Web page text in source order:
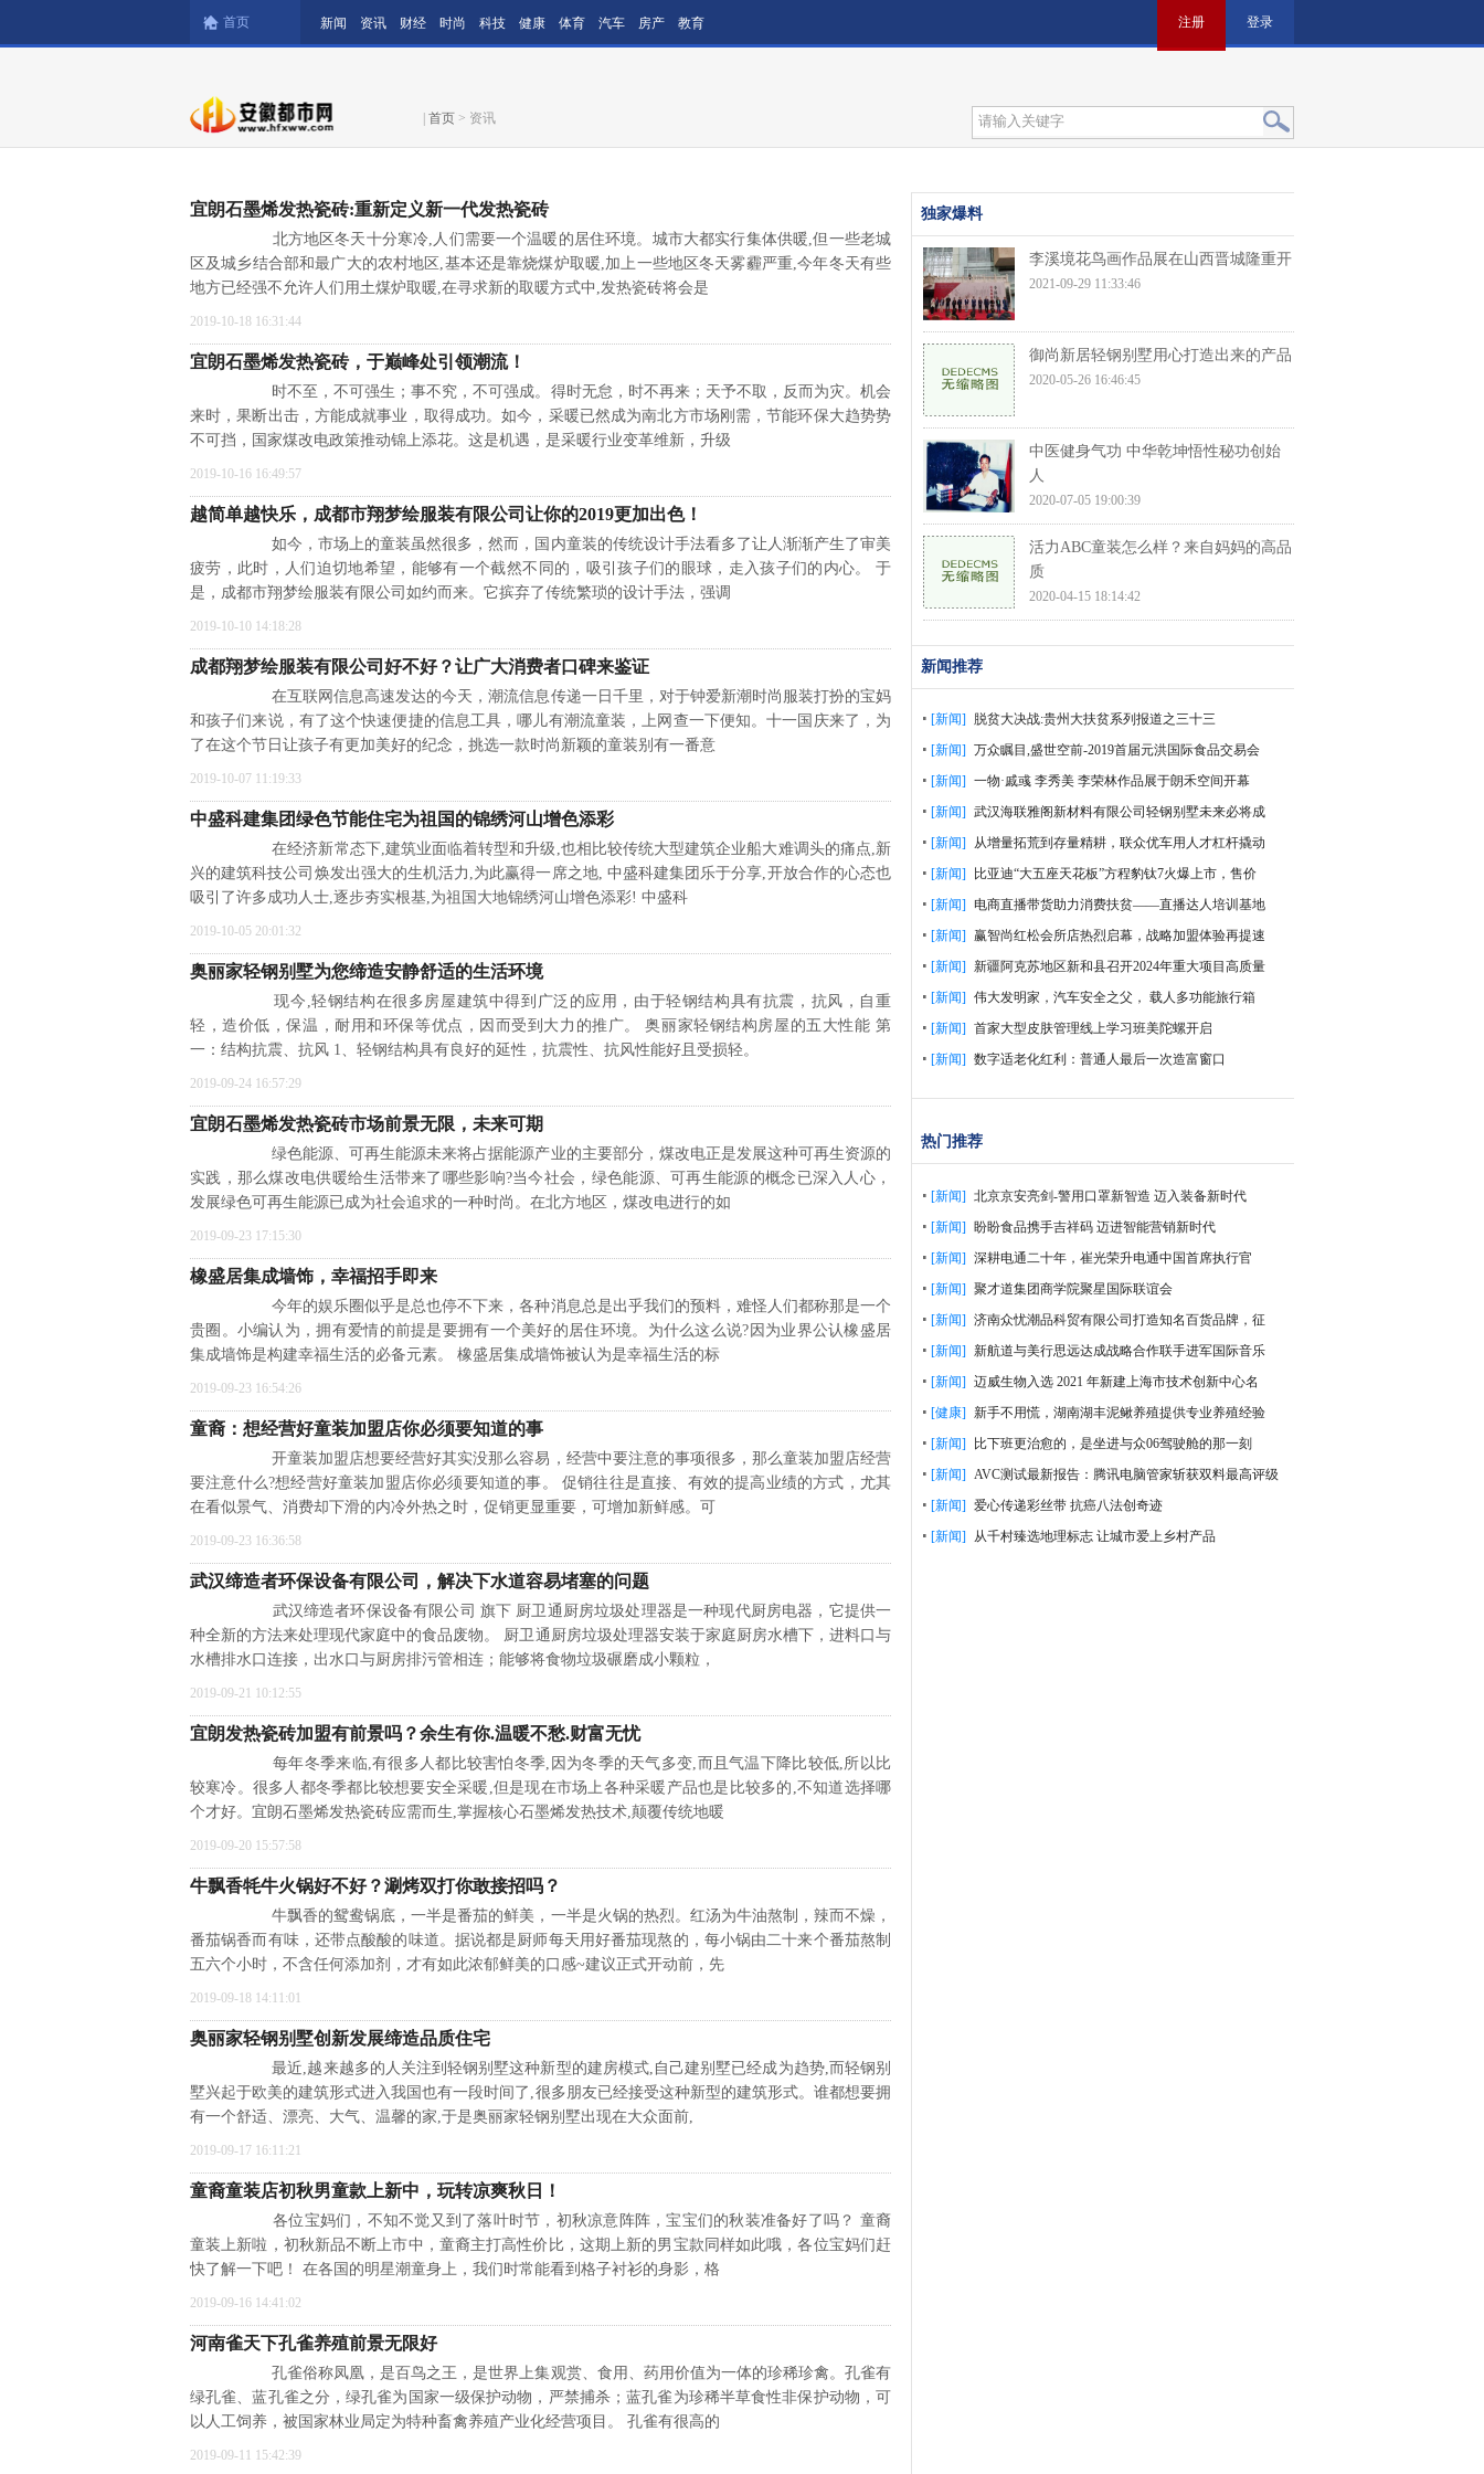
首页 新闻 资讯 财经 时尚 科技 健康 体育 汽车 房产 教育 注册 登录
首页 > 资讯
宜朗石墨烯发热瓷砖:重新定义新一代发热瓷砖
北方地区冬天十分寒冷,人们需要一个温暖的居住环境。城市大都实行集体供暖,但一些老城
区及城乡结合部和最广大的农村地区,基本还是靠烧煤炉取暖,加上一些地区冬天雾霾严重,今年冬天有些
地方已经强不允许人们用土煤炉取暖,在寻求新的取暖方式中,发热瓷砖将会是
2019-10-18 16:31:44
宜朗石墨烯发热瓷砖，于巅峰处引领潮流！
时不至，不可强生；事不究，不可强成。得时无怠，时不再来；天予不取，反而为灾。机会
来时，果断出击，方能成就事业，取得成功。如今，采暖已然成为南北方市场刚需，节能环保大趋势势
不可挡，国家煤改电政策推动锦上添花。这是机遇，是采暖行业变革维新，升级
2019-10-16 16:49:57
越简单越快乐，成都市翔梦绘服装有限公司让你的2019更加出色！
如今，市场上的童装虽然很多，然而，国内童装的传统设计手法看多了让人渐渐产生了审美
疲劳，此时，人们迫切地希望，能够有一个截然不同的，吸引孩子们的眼球，走入孩子们的内心。 于
是，成都市翔梦绘服装有限公司如约而来。它摈弃了传统繁琐的设计手法，强调
2019-10-10 14:18:28
成都翔梦绘服装有限公司好不好？让广大消费者口碑来鉴证
在互联网信息高速发达的今天，潮流信息传递一日千里，对于钟爱新潮时尚服装打扮的宝妈
和孩子们来说，有了这个快速便捷的信息工具，哪儿有潮流童装，上网查一下便知。十一国庆来了，为
了在这个节日让孩子有更加美好的纪念，挑选一款时尚新颖的童装别有一番意
2019-10-07 11:19:33
中盛科建集团绿色节能住宅为祖国的锦绣河山增色添彩
在经济新常态下,建筑业面临着转型和升级,也相比较传统大型建筑企业船大难调头的痛点,新
兴的建筑科技公司焕发出强大的生机活力,为此赢得一席之地, 中盛科建集团乐于分享,开放合作的心态也
吸引了许多成功人士,逐步夯实根基,为祖国大地锦绣河山增色添彩! 中盛科
2019-10-05 20:01:32
奥丽家轻钢别墅为您缔造安静舒适的生活环境
现今,轻钢结构在很多房屋建筑中得到广泛的应用，由于轻钢结构具有抗震，抗风，自重
轻，造价低，保温，耐用和环保等优点，因而受到大力的推广。 奥丽家轻钢结构房屋的五大性能 第
一：结构抗震、抗风 1、轻钢结构具有良好的延性，抗震性、抗风性能好且受损轻。
2019-09-24 16:57:29
宜朗石墨烯发热瓷砖市场前景无限，未来可期
绿色能源、可再生能源未来将占据能源产业的主要部分，煤改电正是发展这种可再生资源的
实践，那么煤改电供暖给生活带来了哪些影响?当今社会，绿色能源、可再生能源的概念已深入人心，
发展绿色可再生能源已成为社会追求的一种时尚。在北方地区，煤改电进行的如
2019-09-23 17:15:30
橡盛居集成墙饰，幸福招手即来
今年的娱乐圈似乎是总也停不下来，各种消息总是出乎我们的预料，难怪人们都称那是一个
贵圈。小编认为，拥有爱情的前提是要拥有一个美好的居住环境。为什么这么说?因为业界公认橡盛居
集成墙饰是构建幸福生活的必备元素。 橡盛居集成墙饰被认为是幸福生活的标
2019-09-23 16:54:26
童裔：想经营好童装加盟店你必须要知道的事
开童装加盟店想要经营好其实没那么容易，经营中要注意的事项很多，那么童装加盟店经营
要注意什么?想经营好童装加盟店你必须要知道的事。 促销往往是直接、有效的提高业绩的方式，尤其
在看似景气、消费却下滑的内冷外热之时，促销更显重要，可增加新鲜感。可
2019-09-23 16:36:58
武汉缔造者环保设备有限公司，解决下水道容易堵塞的问题
武汉缔造者环保设备有限公司 旗下 厨卫通厨房垃圾处理器是一种现代厨房电器，它提供一
种全新的方法来处理现代家庭中的食品废物。 厨卫通厨房垃圾处理器安装于家庭厨房水槽下，进料口与
水槽排水口连接，出水口与厨房排污管相连；能够将食物垃圾碾磨成小颗粒，
2019-09-21 10:12:55
宜朗发热瓷砖加盟有前景吗？余生有你.温暖不愁.财富无忧
每年冬季来临,有很多人都比较害怕冬季,因为冬季的天气多变,而且气温下降比较低,所以比
较寒冷。很多人都冬季都比较想要安全采暖,但是现在市场上各种采暖产品也是比较多的,不知道选择哪
个才好。宜朗石墨烯发热瓷砖应需而生,掌握核心石墨烯发热技术,颠覆传统地暖
2019-09-20 15:57:58
牛飘香牦牛火锅好不好？涮烤双打你敢接招吗？
牛飘香的鸳鸯锅底，一半是番茄的鲜美，一半是火锅的热烈。红汤为牛油熬制，辣而不燥，
番茄锅香而有味，还带点酸酸的味道。据说都是厨师每天用好番茄现熬的，每小锅由二十来个番茄熬制
五六个小时，不含任何添加剂，才有如此浓郁鲜美的口感~建议正式开动前，先
2019-09-18 14:11:01
奥丽家轻钢别墅创新发展缔造品质住宅
最近,越来越多的人关注到轻钢别墅这种新型的建房模式,自己建别墅已经成为趋势,而轻钢别
墅兴起于欧美的建筑形式进入我国也有一段时间了,很多朋友已经接受这种新型的建筑形式。谁都想要拥
有一个舒适、漂亮、大气、温馨的家,于是奥丽家轻钢别墅出现在大众面前,
2019-09-17 16:11:21
童裔童装店初秋男童款上新中，玩转凉爽秋日！
各位宝妈们，不知不觉又到了落叶时节，初秋凉意阵阵，宝宝们的秋装准备好了吗？ 童裔
童装上新啦，初秋新品不断上市中，童裔主打高性价比，这期上新的男宝款同样如此哦，各位宝妈们赶
快了解一下吧！ 在各国的明星潮童身上，我们时常能看到格子衬衫的身影，格
2019-09-16 14:41:02
河南雀天下孔雀养殖前景无限好
孔雀俗称凤凰，是百鸟之王，是世界上集观赏、食用、药用价值为一体的珍稀珍禽。孔雀有
绿孔雀、蓝孔雀之分，绿孔雀为国家一级保护动物，严禁捕杀；蓝孔雀为珍稀半草食性非保护动物，可
以人工饲养，被国家林业局定为特种畜禽养殖产业化经营项目。 孔雀有很高的
2019-09-11 15:42:39
独家爆料
李溪境花鸟画作品展在山西晋城隆重开
2021-09-29 11:33:46
御尚新居轻钢别墅用心打造出来的产品
2020-05-26 16:46:45
中医健身气功 中华乾坤悟性秘功创始
人
2020-07-05 19:00:39
活力ABC童装怎么样？来自妈妈的高品
质
2020-04-15 18:14:42
新闻推荐
[新闻]
脱贫大决战:贵州大扶贫系列报道之三十三
[新闻] 万众瞩目,盛世空前-2019首届元洪国际食品交易会
[新闻] 一物·戚彧 李秀美 李荣林作品展于朗禾空间开幕
[新闻] 武汉海联雅阁新材料有限公司轻钢别墅未来必将成
[新闻]
从增量拓荒到存量精耕，联众优车用人才杠杆撬动
[新闻]
比亚迪“大五座天花板”方程豹钛7火爆上市，售价
[新闻]
电商直播带货助力消费扶贫——直播达人培训基地
[新闻]
赢智尚红松会所店热烈启幕，战略加盟体验再提速
[新闻] 新疆阿克苏地区新和县召开2024年重大项目高质量
[新闻] 伟大发明家，汽车安全之父， 载人多功能旅行箱
[新闻] 首家大型皮肤管理线上学习班美陀螺开启
[新闻] 数字适老化红利：普通人最后一次造富窗口
热门推荐
[新闻] 北京京安亮剑-警用口罩新智造 迈入装备新时代
[新闻]
盼盼食品携手吉祥码 迈进智能营销新时代
[新闻] 深耕电通二十年，崔光荣升电通中国首席执行官
[新闻] 聚才道集团商学院聚星国际联谊会
[新闻] 济南众忧潮品科贸有限公司打造知名百货品牌，征
[新闻] 新航道与美行思远达成战略合作联手进军国际音乐
[新闻] 迈威生物入选 2021 年新建上海市技术创新中心名
[健康] 新手不用慌，湖南湖丰泥鳅养殖提供专业养殖经验
[新闻]
比下班更治愈的，是坐进与众06驾驶舱的那一刻
[新闻] AVC测试最新报告：腾讯电脑管家斩获双料最高评级
[新闻] 爱心传递彩丝带 抗癌八法创奇迹
[新闻]
从千村臻选地理标志 让城市爱上乡村产品